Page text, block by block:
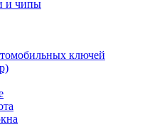
и чипы
ключей